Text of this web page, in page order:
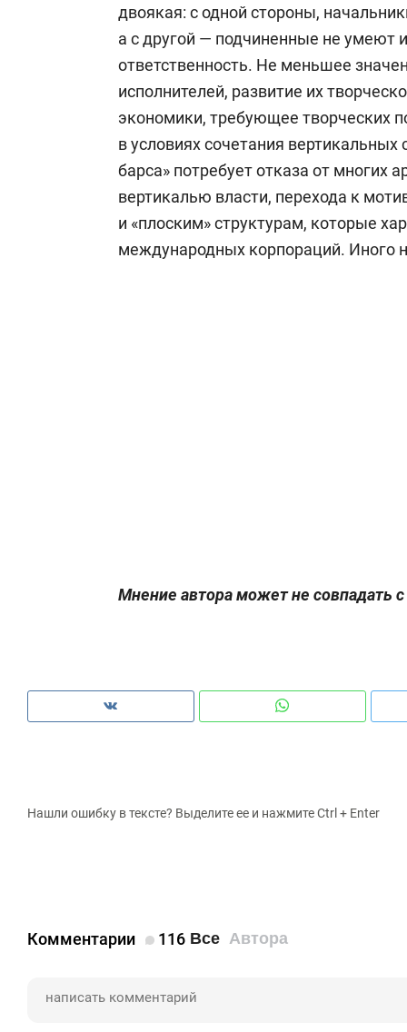
двоякая: с одной стороны,
а с другой — подчиненные не умеют
ответственность. Не меньшее
исполнителей, развитие их
экономики, требующее творческих
в условиях сочетания
барса» потребует отказа от многих
вертикалью власти, перехода к
и «плоским» структурам, которые
международных корпораций. Иного
Мнение автора может не совпадать
Нашли ошибку в тексте? Выделите ее и нажмите Ctrl + Enter
Комментарии 116 Все Автора